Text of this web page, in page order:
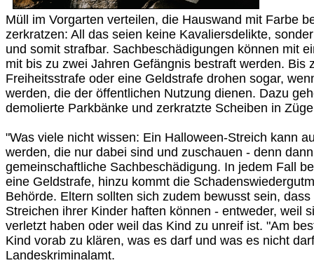
Müll im Vorgarten verteilen, die Hauswand mit Farbe
zerkratzen: All das seien keine Kavaliersdelikte,
und somit strafbar. Sachbeschädigungen können mit
mit bis zu zwei Jahren Gefängnis bestraft werden. Bis
Freiheitsstrafe oder eine Geldstrafe drohen sogar,
werden, die der öffentlichen Nutzung dienen. Dazu
demolierte Parkbänke und zerkratzte Scheiben in
"Was viele nicht wissen: Ein Halloween-Streich kann
werden, die nur dabei sind und zuschauen - denn
gemeinschaftliche Sachbeschädigung. In jedem Fall
eine Geldstrafe, hinzu kommt die
Behörde. Eltern sollten sich zudem bewusst sein,
Streichen ihrer Kinder haften können - entweder, weil
verletzt haben oder weil das Kind zu unreif ist. "Am
Kind vorab zu klären, was es darf und was es nicht
Landeskriminalamt.